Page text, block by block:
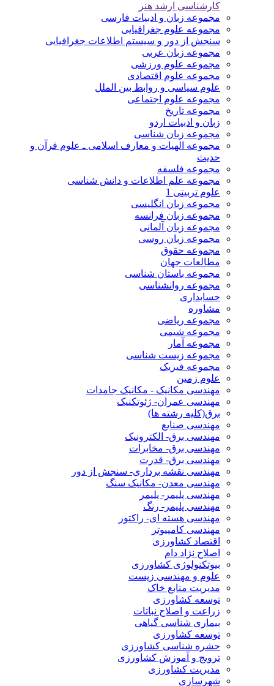
کارشناسی ارشد هنر
مجموعه زبان و ادبیات فارسی
مجموعه علوم جغرافیایی
سنجش از دور و سیستم اطلاعات جغرافیایی
مجموعه زبان عربی
مجموعه علوم ورزشی
مجموعه علوم اقتصادی
علوم سیاسی و روابط بین الملل
مجموعه علوم اجتماعی
مجموعه تاریخ
زبان و ادبیات اردو
مجموعه زبان شناسی
مجموعه الهیات و معارف اسلامی ـ علوم قرآن و
حدیث
مجموعه فلسفه
مجموعه علم اطلاعات و دانش شناسی
علوم تربیتی 1
مجموعه زبان انگلیسی
مجموعه زبان فرانسه
مجموعه زبان آلمانی
مجموعه زبان روسی
مجموعه حقوق
مطالعات جهان
مجموعه باستان شناسی
مجموعه روانشناسی
حسابداری
مشاوره
مجموعه ریاضی
مجموعه شیمی
مجموعه آمار
مجموعه زیست شناسی
مجموعه فیزیک
علوم زمین
مهندسی مکانیک - مکانیک جامدات
مهندسی عمران- ژئوتکنیک
برق(کلیه رشته ها)
مهندسی صنایع
مهندسی برق- الکترونیک
مهندسی برق- مخابرات
مهندسی برق- قدرت
مهندسی نقشه برداری- سنجش از دور
مهندسی معدن- مکانیک سنگ
مهندسی پلیمر- پلیمر
مهندسی پلیمر- رنگ
مهندسی هسته ای- راکتور
مهندسی کامپیوتر
اقتصاد کشاورزی
اصلاح نژاد دام
بیوتکنولوژی کشاورزی
علوم و مهندسی زیست
مدیریت منابع خاک
توسعه کشاورزی
زراعت و اصلاح نباتات
بیماری شناسی گیاهی
توسعه کشاورزی
حشره شناسی کشاورزی
ترویج و آموزش کشاورزی
مدیریت کشاورزی
شهرسازی